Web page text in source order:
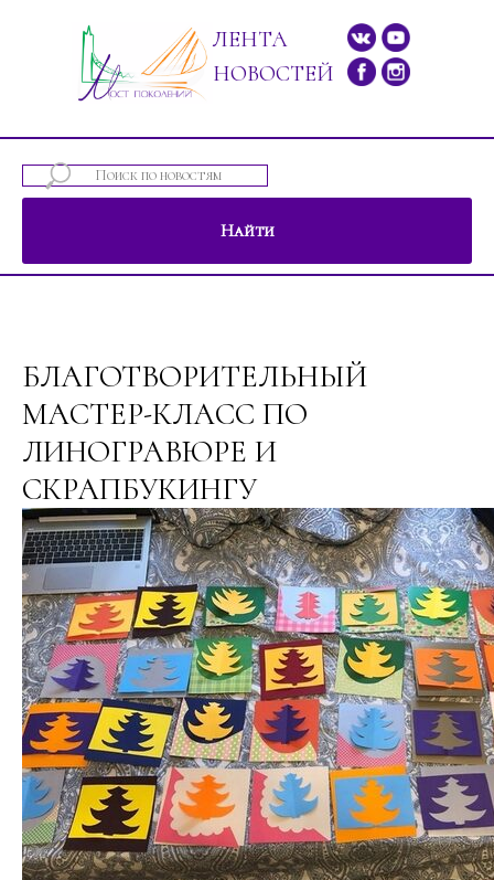
ЛЕНТА
НОВОСТЕЙ
Найти
БЛАГОТВОРИТЕЛЬНЫЙ
МАСТЕР-КЛАСС ПО
ЛИНОГРАВЮРЕ И
СКРАПБУКИНГУ